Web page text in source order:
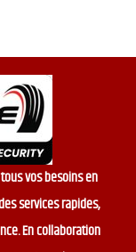
vos besoins en
services rapides,
En collaboration